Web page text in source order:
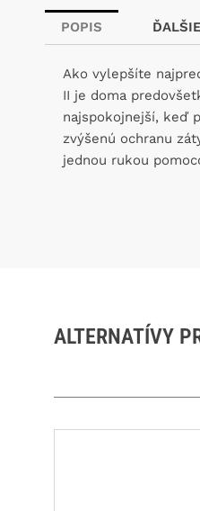
POPIS
Ako vylepšíte
II je doma
najspokojnejší, keď
zvýšenú ochranu
jednou rukou
ALTERNATÍVY